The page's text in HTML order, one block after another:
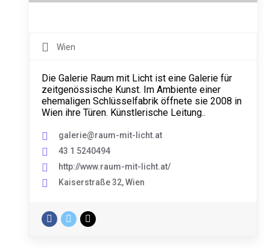
Wien
Die Galerie Raum mit Licht ist eine Galerie für
zeitgenössische Kunst. Im Ambiente einer
ehemaligen Schlüsselfabrik öffnete sie 2008 in
Wien ihre Türen. Künstlerische Leitung..
galerie@raum-mit-licht.at
43 1 5240494
http://www.raum-mit-licht.at/
Kaiserstraße 32, Wien